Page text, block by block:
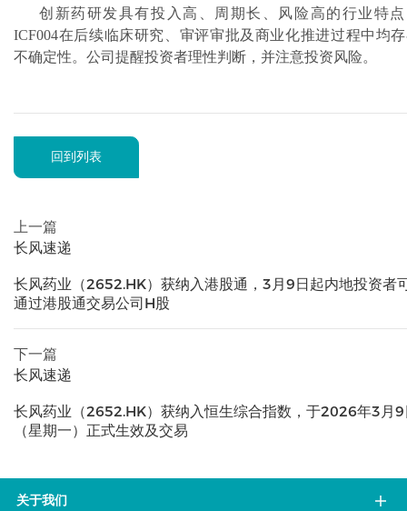
创新药研发具有投入高、周期长、风险高的行业特
ICF004在后续临床研究、审评审批及商业化推进过程中均
不确定性。公司提醒投资者理性判断，并注意投资风险。
回到列表
上一篇
长风速递
长风药业（2652.HK）获纳入港股通，3月9日起内地投资者
通过港股通交易公司H股
下一篇
长风速递
长风药业（2652.HK）获纳入恒生综合指数，于2026年3月9
（星期一）正式生效及交易
关于我们